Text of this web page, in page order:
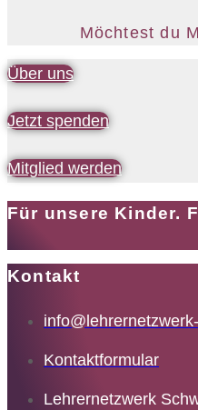
Möchtest du
Über uns
Jetzt spenden
Mitglied werden
Für unsere Kinder.
Kontakt
Kontaktformular
Lehrernetzwerk